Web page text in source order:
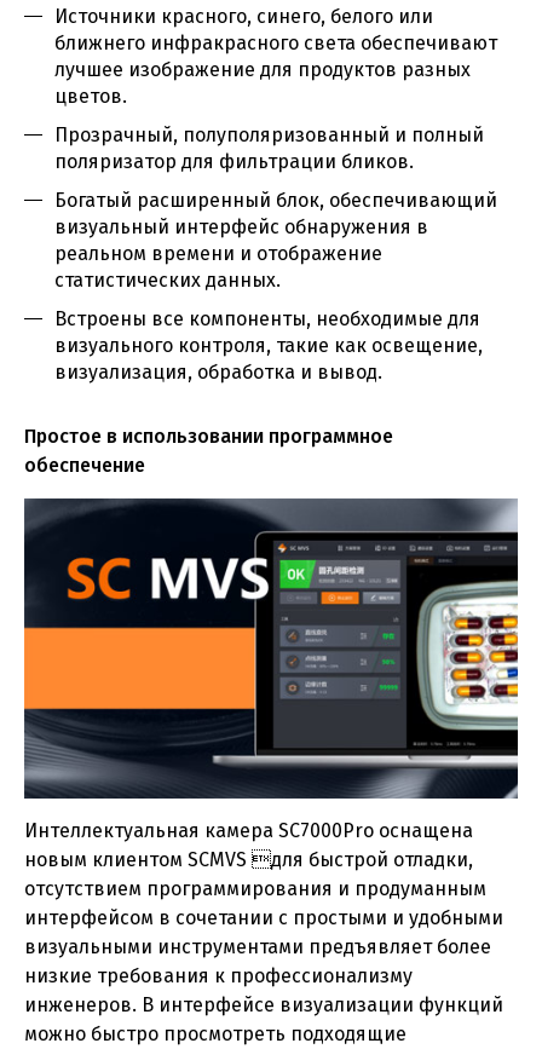
Источники красного, синего, белого или
ближнего инфракрасного света обеспечивают
лучшее изображение для продуктов разных
цветов.
Прозрачный, полуполяризованный и полный
поляризатор для фильтрации бликов.
Богатый расширенный блок, обеспечивающий
визуальный интерфейс обнаружения в
реальном времени и отображение
статистических данных.
Встроены все компоненты, необходимые для
визуального контроля, такие как освещение,
визуализация, обработка и вывод.
Простое в использовании программное
обеспечение
Интеллектуальная камера SC7000Pro оснащена
новым клиентом SCMVS для быстрой отладки,
отсутствием программирования и продуманным
интерфейсом в сочетании с простыми и удобными
визуальными инструментами предъявляет более
низкие требования к профессионализму
инженеров. В интерфейсе визуализации функций
можно быстро просмотреть подходящие